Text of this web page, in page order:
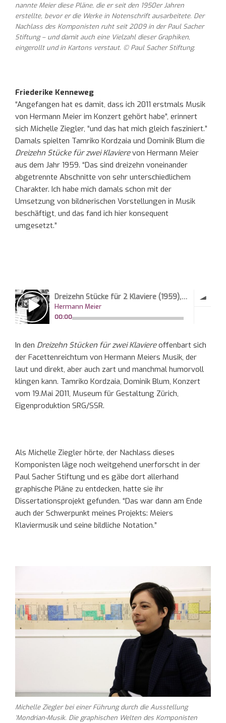
nannte Meier diese Pläne, die er seit den 1950er Jahren
erstellte, bevor er die Werke in Notenschrift ausarbeitete. Der
Nachlass des Komponisten ruht seit 2009 in der Paul Sacher
Stiftung – und damit auch eine Vielzahl dieser Graphiken,
eingerollt und in Kartons verstaut. © Paul Sacher Stiftung.
Friederike Kenneweg
“Angefangen hat es damit, dass ich 2011 erstmals Musik
von Hermann Meier im Konzert gehört habe”, erinnert
sich Michelle Ziegler, “und das hat mich gleich fasziniert.”
Damals spielten Tamriko Kordzaia und Dominik Blum die
Dreizehn Stücke für zwei Klavierevon Hermann Meier
aus dem Jahr 1959. “Das sind dreizehn voneinander
abgetrennte Abschnitte von sehr unterschiedlichem
Charakter. Ich habe mich damals schon mit der
Umsetzung von bildnerischen Vorstellungen in Musik
beschäftigt, und das fand ich hier konsequent
umgesetzt.”
In den Dreizehn Stücken für zwei Klaviereoffenbart sich
der Facettenreichtum von Hermann Meiers Musik, der
laut und direkt, aber auch zart und manchmal humorvoll
klingen kann. Tamriko Kordzaia, Dominik Blum, Konzert
vom 19.Mai 2011, Museum für Gestaltung Zürich,
Eigenproduktion SRG/SSR.
Als Michelle Ziegler hörte, der Nachlass dieses
Komponisten läge noch weitgehend unerforscht in der
Paul Sacher Stiftung und es gäbe dort allerhand
graphische Pläne zu entdecken, hatte sie ihr
Dissertationsprojekt gefunden. “Das war dann am Ende
auch der Schwerpunkt meines Projekts: Meiers
Klaviermusik und seine bildliche Notation.”
Michelle Ziegler bei einer Führung durch die Ausstellung
‘Mondrian-Musik. Die graphischen Welten des Komponisten